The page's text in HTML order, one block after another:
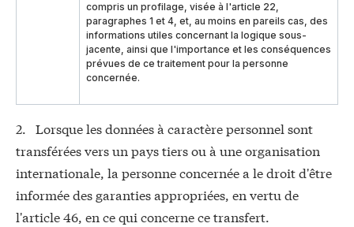
compris un profilage, visée à l'article 22,
paragraphes 1 et 4, et, au moins en pareils cas, des
informations utiles concernant la logique sous-
jacente, ainsi que l'importance et les conséquences
prévues de ce traitement pour la personne
concernée.
2. Lorsque les données à caractère personnel sont
transférées vers un pays tiers ou à une organisation
internationale, la personne concernée a le droit d'être
informée des garanties appropriées, en vertu de
l'article 46, en ce qui concerne ce transfert.